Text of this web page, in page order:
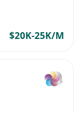
$20K-25K/M